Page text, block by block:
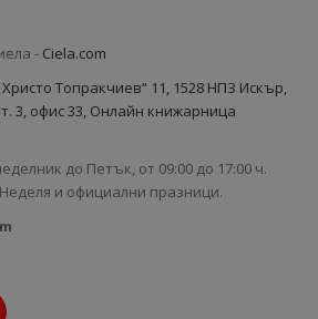
- Ciela.com
Топракчиев“ 11, 1528 НПЗ Искър,
3, офис 33, Онлайн книжарница
до Петък, от 09:00 до 17:00 ч.
и официални празници.